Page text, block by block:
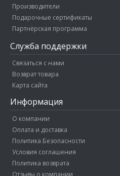
Производители
Подарочные сертификаты
Партнёрская программа
Служба поддержки
Связаться с нами
Возврат товара
Карта сайта
Информация
О компании
Оплата и доставка
Политика Безопасности
Условия соглашения
Политика возврата
Отзывы о компании